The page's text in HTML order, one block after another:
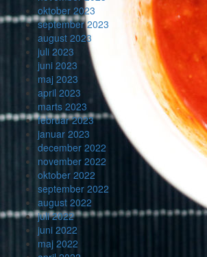
oktober 2023
september 2023
august 2023
juli 2023
juni 2023
maj 2023
april 2023
marts 2023
februar 2023
januar 2023
december 2022
november 2022
oktober 2022
september 2022
august 2022
juli 2022
juni 2022
maj 2022